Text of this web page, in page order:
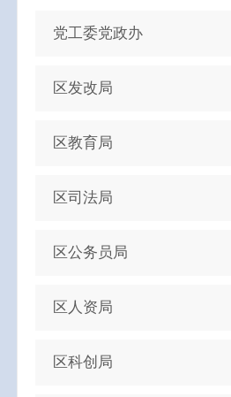
党工委党政办
区发改局
区教育局
区司法局
区公务员局
区人资局
区科创局